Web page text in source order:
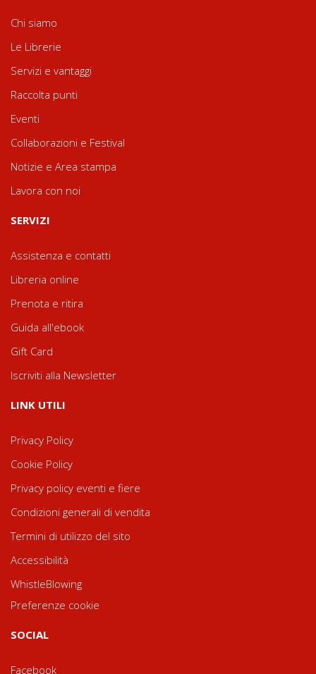
Chi siamo
Le Librerie
Servizi e vantaggi
Raccolta punti
Eventi
Collaborazioni e Festival
Notizie e Area stampa
Lavora con noi
SERVIZI
Assistenza e contatti
Libreria online
Prenota e ritira
Guida all'ebook
Gift Card
Iscriviti alla Newsletter
LINK UTILI
Privacy Policy
Cookie Policy
Privacy policy eventi e fiere
Condizioni generali di vendita
Termini di utilizzo del sito
Accessibilità
WhistleBlowing
Preferenze cookie
SOCIAL
Facebook